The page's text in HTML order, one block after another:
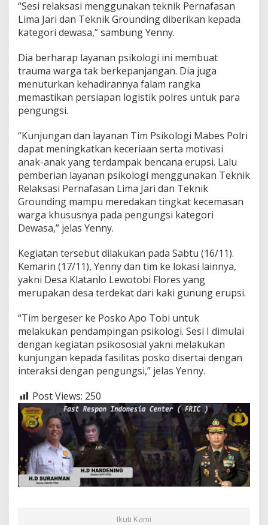
“Sesi relaksasi menggunakan teknik Pernafasan
Lima Jari dan Teknik Grounding diberikan kepada
kategori dewasa,” sambung Yenny.
Dia berharap layanan psikologi ini membuat
trauma warga tak berkepanjangan. Dia juga
menuturkan kehadirannya falam rangka
memastikan persiapan logistik polres untuk para
pengungsi.
“Kunjungan dan layanan Tim Psikologi Mabes Polri
dapat meningkatkan keceriaan serta motivasi
anak-anak yang terdampak bencana erupsi. Lalu
pemberian layanan psikologi menggunakan Teknik
Relaksasi Pernafasan Lima Jari dan Teknik
Grounding mampu meredakan tingkat kecemasan
warga khususnya pada pengungsi kategori
Dewasa,” jelas Yenny.
Kegiatan tersebut dilakukan pada Sabtu (16/11).
Kemarin (17/11), Yenny dan tim ke lokasi lainnya,
yakni Desa Klatanlo Lewotobi Flores yang
merupakan desa terdekat dari kaki gunung erupsi.
“Tim bergeser ke Posko Apo Tobi untuk
melakukan pendampingan psikologi. Sesi I dimulai
dengan kegiatan psikososial yakni melakukan
kunjungan kepada fasilitas posko disertai dengan
interaksi dengan pengungsi,” jelas Yenny.
Post Views: 250
Ikuti Kami